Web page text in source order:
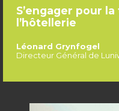
S’engager pour
l’hôtellerie
Léonard Grynfogel
Directeur Général de